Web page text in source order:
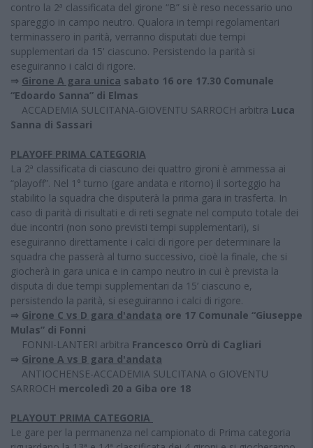
contro la 2ª classificata del girone “B” si è reso necessario uno
spareggio in campo neutro. Qualora in tempi regolamentari
terminassero in parità, verranno disputati due tempi
supplementari da 15' ciascuno. Persistendo la parità si
eseguiranno i calci di rigore.
⇒ Girone A gara unica sabato 16 ore 17.30 Comunale
“Edoardo Sanna” di Elmas
ACCADEMIA SULCITANA-GIOVENTU SARROCH arbitra Luca
Sanna di Sassari
PLAYOFF PRIMA CATEGORIA
La 2ª classificata di ciascuno dei quattro gironi è ammessa ai
“playoff”. Nel 1° turno (gare andata e ritorno) il sorteggio ha
stabilito la squadra che disputerà la prima gara in trasferta. In
caso di parità di risultati e di reti segnate nel computo totale dei
due incontri (non sono previsti tempi supplementari), si
eseguiranno direttamente i calci di rigore per determinare la
squadra che passerà al turno successivo, cioè la finale, che si
giocherà in gara unica e in campo neutro in cui è prevista la
disputa di due tempi supplementari da 15’ ciascuno e,
persistendo la parità, si eseguiranno i calci di rigore.
⇒ Girone C vs D gara d'andata ore 17 Comunale “Giuseppe
Mulas” di Fonni
FONNI-LANTERI arbitra Francesco Orrù di Cagliari
⇒ Girone A vs B gara d'andata
ANTIOCHENSE-ACCADEMIA SULCITANA o GIOVENTU
SARROCH mercoledì 20 a Giba ore 18
PLAYOUT PRIMA CATEGORIA
Le gare per la permanenza nel campionato di Prima categoria